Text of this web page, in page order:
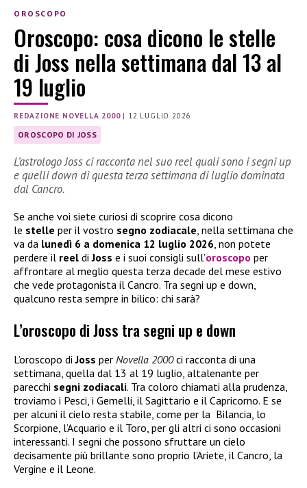
OROSCOPO
Oroscopo: cosa dicono le stelle
di Joss nella settimana dal 13 al
19 luglio
REDAZIONE NOVELLA 2000| 12 LUGLIO 2026
OROSCOPO DI JOSS
L’astrologo Joss ci racconta nel suo reel quali sono i segni up
e quelli down di questa terza settimana di luglio dominata
dal Cancro.
Se anche voi siete curiosi di scoprire cosa dicono
le stelle per il vostro segno zodiacale, nella settimana che
va da lunedì 6 a domenica 12 luglio 2026, non potete
perdere il reel diJoss e i suoi consigli sull’oroscopo per
affrontare al meglio questa terza decade del mese estivo
che vede protagonista il Cancro. Tra segni up e down,
qualcuno resta sempre in bilico: chi sarà?
L’oroscopo di Joss tra segni up e down
L’oroscopo diJoss per Novella 2000ci racconta di una
settimana, quella dal 13 al 19 luglio, altalenante per
parecchi segni zodiacali. Tra coloro chiamati alla prudenza,
troviamo i Pesci, i Gemelli, il Sagittario e il Capricorno. E se
per alcuni il cielo resta stabile, come per la Bilancia, lo
Scorpione, l’Acquario e il Toro, per gli altri ci sono occasioni
interessanti. I segni che possono sfruttare un cielo
decisamente più brillante sono proprio l’Ariete, il Cancro, la
Vergine e il Leone.